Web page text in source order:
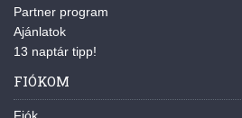
Partner program
Ajánlatok
13 naptár tipp!
FIÓKOM
Fiók